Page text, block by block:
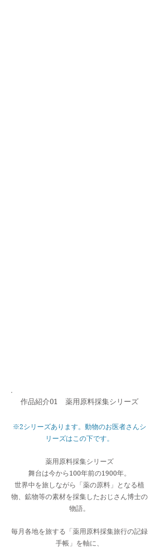
​作品紹介01 薬用原料採集シリーズ
※2シリーズあります。動物のお医者さんシ
リーズはこの下です。
薬用原料採集シリーズ
舞台は今から100年前の1900年。
世界中を旅しながら「薬の原料」となる植
物、鉱物等の素材を採集したおじさん博士の
物語。
毎月各地を旅する「薬用原料採集旅行の記録
手帳」を軸に、